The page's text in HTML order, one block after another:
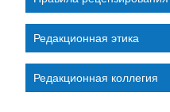
Редакционная этика
Редакционная коллегия